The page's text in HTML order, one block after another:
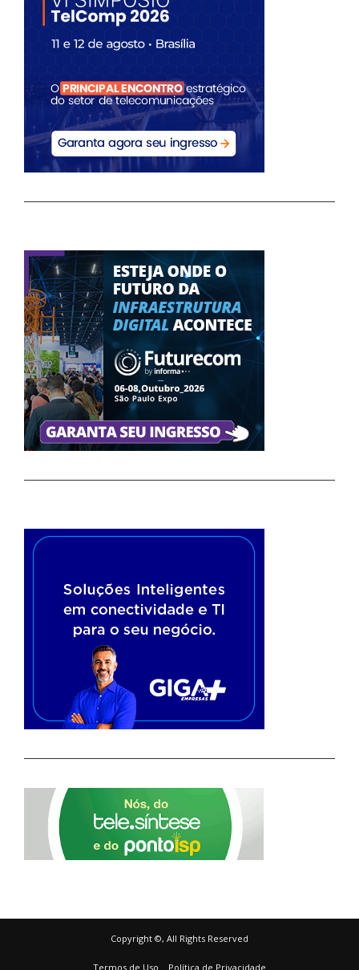
Copyright ©, All Rights Reserved
Termos de Uso Política de Privacidade